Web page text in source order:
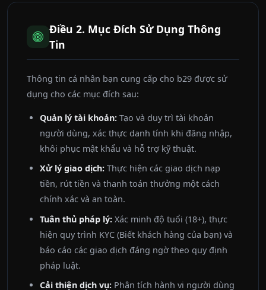
Điều 2. Mục Đích Sử Dụng Thông
Tin
Thông tin cá nhân bạn cung cấp cho b29 được sử
dụng cho các mục đích sau:
Quản lý tài khoản: Tạo và duy trì tài khoản
người dùng, xác thực danh tính khi đăng nhập,
khôi phục mật khẩu và hỗ trợ kỹ thuật.
Xử lý giao dịch: Thực hiện các giao dịch nạp
tiền, rút tiền và thanh toán thưởng một cách
chính xác và an toàn.
Tuân thủ pháp lý: Xác minh độ tuổi (18+), thực
hiện quy trình KYC (Biết khách hàng của bạn) và
báo cáo các giao dịch đáng ngờ theo quy định
pháp luật.
Cải thiện dịch vụ: Phân tích hành vi người dùng